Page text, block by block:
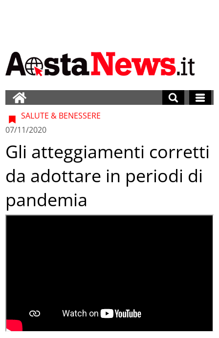
SALUTE & BENESSERE
07/11/2020
Gli atteggiamenti corretti
da adottare in periodi di
pandemia